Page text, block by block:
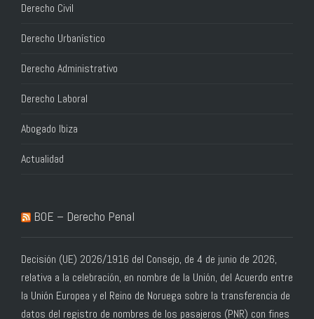
Derecho Civil
Derecho Urbanístico
Derecho Administrativo
Derecho Laboral
Abogado Ibiza
Actualidad
BOE – Derecho Penal
Decisión (UE) 2026/1916 del Consejo, de 4 de junio de 2026,
relativa a la celebración, en nombre de la Unión, del Acuerdo entre
la Unión Europea y el Reino de Noruega sobre la transferencia de
datos del registro de nombres de los pasajeros (PNR) con fines